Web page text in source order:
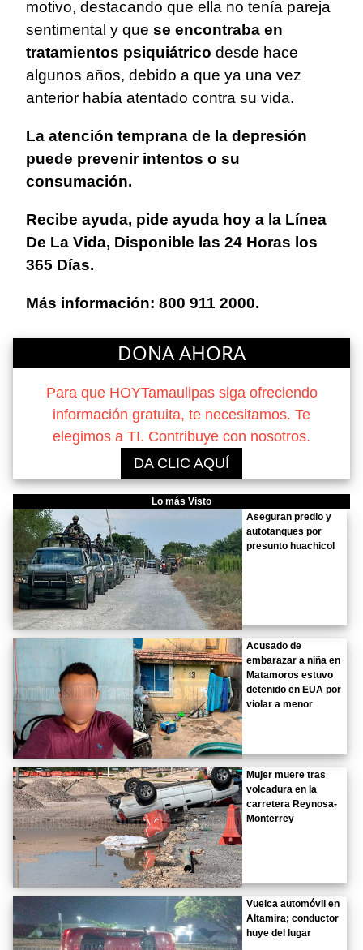
motivo, destacando que ella no tenía pareja
sentimental y que se encontraba en
tratamientos psiquiátrico desde hace
algunos años, debido a que ya una vez
anterior había atentado contra su vida.
La atención temprana de la depresión
puede prevenir intentos o su
consumación.
Recibe ayuda, pide ayuda hoy a la Línea
De La Vida, Disponible las 24 Horas los
365 Días.
Más información: 800 911 2000.
DONA AHORA
Para que HOYTamaulipas siga ofreciendo
información gratuita, te necesitamos. Te
elegimos a TI. Contribuye con nosotros.
DA CLIC AQUÍ
Lo más Visto
Aseguran predio y
autotanques por
presunto huachicol
Acusado de
embarazar a niña en
Matamoros estuvo
detenido en EUA por
violar a menor
Mujer muere tras
volcadura en la
carretera Reynosa-
Monterrey
Vuelca automóvil en
Altamira; conductor
huye del lugar